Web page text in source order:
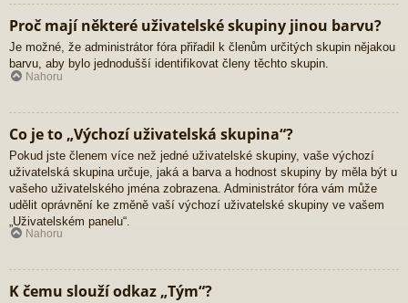
Proč mají některé uživatelské skupiny jinou barvu?
Je možné, že administrátor fóra přiřadil k členům určitých skupin nějakou
barvu, aby bylo jednodušší identifikovat členy těchto skupin.
Nahoru
Co je to „Výchozí uživatelská skupina“?
Pokud jste členem více než jedné uživatelské skupiny, vaše výchozí
uživatelská skupina určuje, jaká a barva a hodnost skupiny by měla být u
vašeho uživatelského jména zobrazena. Administrátor fóra vám může
udělit oprávnění ke změně vaší výchozí uživatelské skupiny ve vašem
„Uživatelském panelu“.
Nahoru
K čemu slouží odkaz „Tým“?